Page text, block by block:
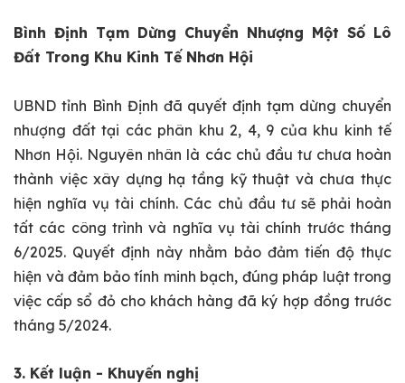
Bình Định Tạm Dừng Chuyển Nhượng Một Số Lô
Đất Trong Khu Kinh Tế Nhơn Hội
UBND tỉnh Bình Định đã quyết định tạm dừng chuyển
nhượng đất tại các phân khu 2, 4, 9 của khu kinh tế
Nhơn Hội. Nguyên nhân là các chủ đầu tư chưa hoàn
thành việc xây dựng hạ tầng kỹ thuật và chưa thực
hiện nghĩa vụ tài chính. Các chủ đầu tư sẽ phải hoàn
tất các công trình và nghĩa vụ tài chính trước tháng
6/2025. Quyết định này nhằm bảo đảm tiến độ thực
hiện và đảm bảo tính minh bạch, đúng pháp luật trong
việc cấp sổ đỏ cho khách hàng đã ký hợp đồng trước
tháng 5/2024.
3. Kết luận - Khuyến nghị